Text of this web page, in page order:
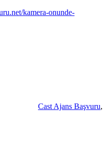
kamera-onunde-
Cast Ajans Başvuru,